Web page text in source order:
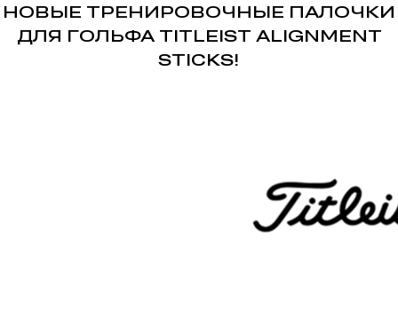
НОВЫЕ ТРЕНИРОВОЧНЫЕ ПАЛОЧКИ
ДЛЯ ГОЛЬФА TITLEIST ALIGNMENT
STICKS!